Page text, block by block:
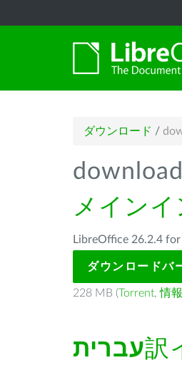
ダウンロード /
download
メイン
LibreOffice 26.2.4
ダウンロードバ
228 MB (Torrent,情報
עברית訳